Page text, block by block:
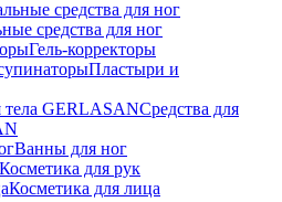
средства для ног
Гель-корректоры
Пластыри и
Средства для
Ванны для ног
Косметика для рук
Косметика для лица